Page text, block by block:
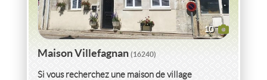
10
Maison Villefagnan(16240)
Si vous recherchez une maison de village